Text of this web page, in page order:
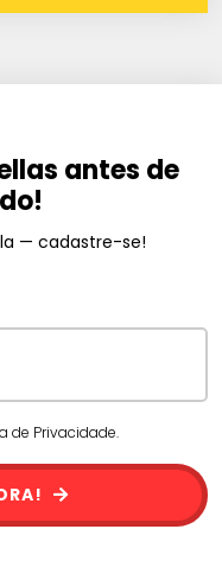
antes de
— cadastre-se!
de Privacidade.